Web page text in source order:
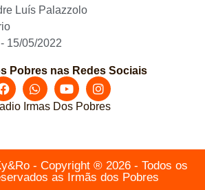
Luís Palazzolo
15/05/2022
Pobres nas Redes Sociais
Irmas Dos Pobres
- Copyright ® 2026 - Todos os
as Irmãs dos Pobres